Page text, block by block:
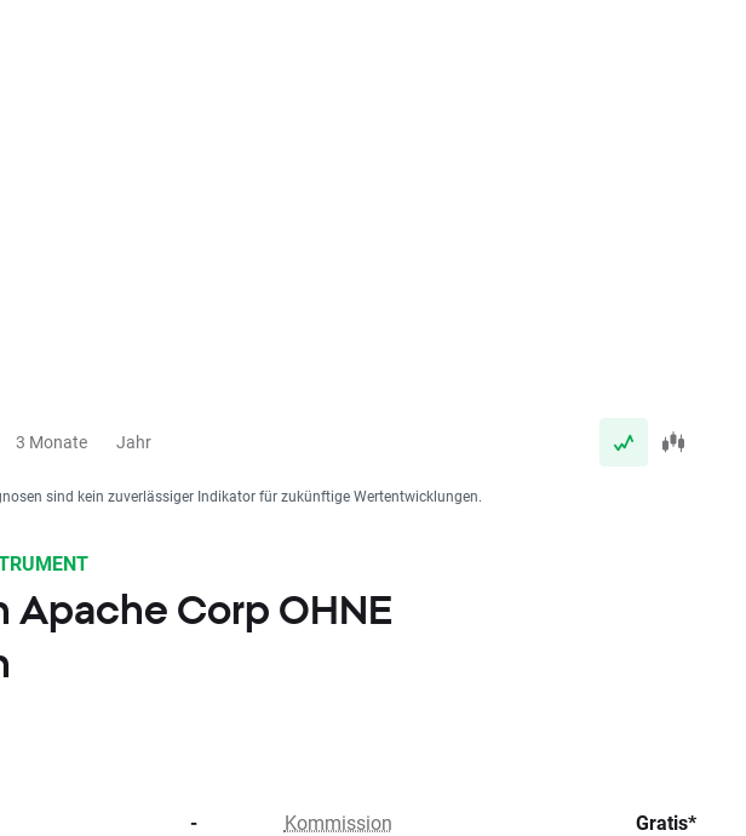
3 Monate Jahr
sind kein zuverlässiger Indikator für zukünftige Wertentwicklungen.
Apache Corp OHNE
- Kommission Gratis*